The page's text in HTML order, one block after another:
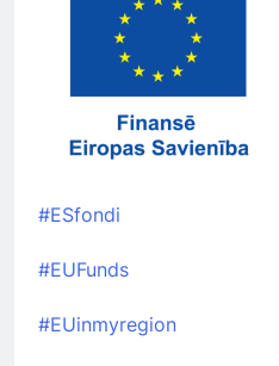
#ESfondi
#EUFunds
#EUinmyregion